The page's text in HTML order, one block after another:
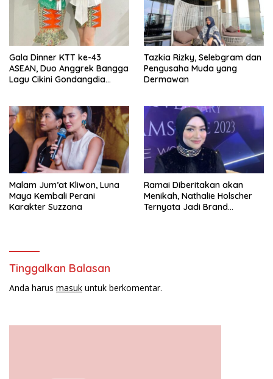
Gala Dinner KTT ke-43
ASEAN, Duo Anggrek Bangga
Lagu Cikini Gondangdia
Tazkia Rizky, Selebgram dan
Pengusaha Muda yang
Dermawan
Malam Jum’at Kliwon, Luna
Maya Kembali Perani
Karakter Suzzana
Ramai Diberitakan akan
Menikah, Nathalie Holscher
Ternyata Jadi Brand
Tinggalkan Balasan
Anda harus masuk untuk berkomentar.